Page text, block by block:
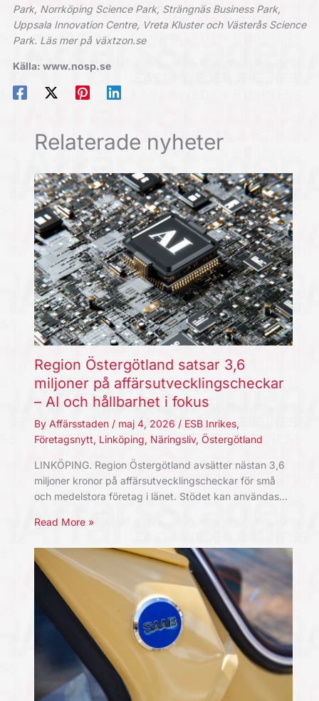
Park, Norrköping Science Park, Strängnäs Business Park,
Uppsala Innovation Centre, Vreta Kluster och Västerås Science
Park. Läs mer på växtzon.se
Källa: www.nosp.se
Relaterade nyheter
Region Östergötland satsar 3,6
miljoner på affärsutvecklingscheckar
– AI och hållbarhet i fokus
By Affärsstaden / maj 4, 2026 / ESB Inrikes,
Företagsnytt, Linköping, Näringsliv, Östergötland
LINKÖPING. Region Östergötland avsätter nästan 3,6
miljoner kronor på affärsutvecklingscheckar för små
och medelstora företag i länet. Stödet kan användas…
Read More »